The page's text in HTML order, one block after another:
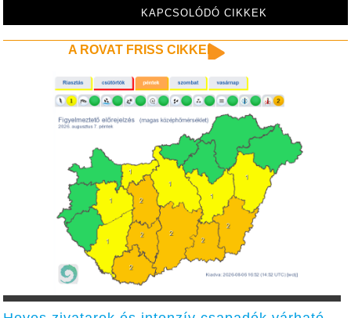
KAPCSOLÓDÓ CIKKEK
A ROVAT FRISS CIKKEI